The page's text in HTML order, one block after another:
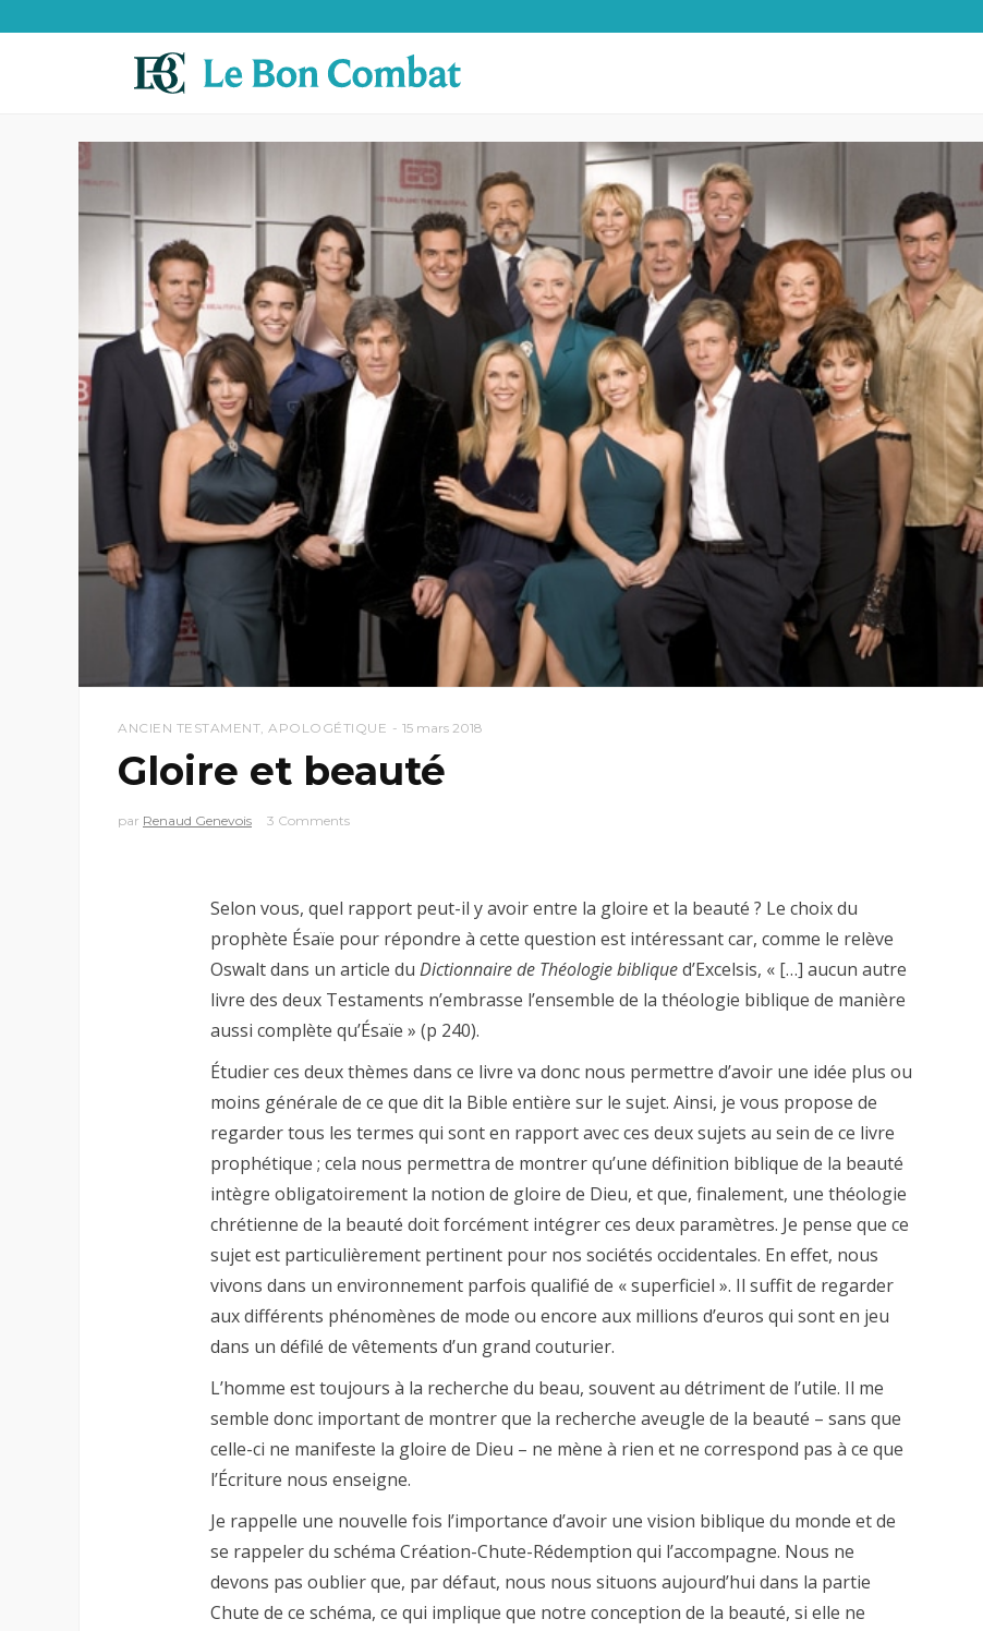
ANCIEN TESTAMENT, APOLOGÉTIQUE 15 mars 2018
Gloire et beauté
par Renaud Genevois 3 Comments
Selon vous, quel rapport peut-il y avoir entre la gloire et la beauté ? Le choix du
prophète Ésaïe pour répondre à cette question est intéressant car, comme le relève
Oswalt dans un article du Dictionnaire de Théologie bibliqued’Excelsis, « […] aucun autre
livre des deux Testaments n’embrasse l’ensemble de la théologie biblique de manière
aussi complète qu’Ésaïe » (p 240).
Étudier ces deux thèmes dans ce livre va donc nous permettre d’avoir une idée plus ou
moins générale de ce que dit la Bible entière sur le sujet. Ainsi, je vous propose de
regarder tous les termes qui sont en rapport avec ces deux sujets au sein de ce livre
prophétique ; cela nous permettra de montrer qu’une définition biblique de la beauté
intègre obligatoirement la notion de gloire de Dieu, et que, finalement, une théologie
chrétienne de la beauté doit forcément intégrer ces deux paramètres. Je pense que ce
sujet est particulièrement pertinent pour nos sociétés occidentales. En effet, nous
vivons dans un environnement parfois qualifié de « superficiel ». Il suffit de regarder
aux différents phénomènes de mode ou encore aux millions d’euros qui sont en jeu
dans un défilé de vêtements d’un grand couturier.
L’homme est toujours à la recherche du beau, souvent au détriment de l’utile. Il me
semble donc important de montrer que la recherche aveugle de la beauté – sans que
celle-ci ne manifeste la gloire de Dieu – ne mène à rien et ne correspond pas à ce que
l’Écriture nous enseigne.
Je rappelle une nouvelle fois l’importance d’avoir une vision biblique du monde et de
se rappeler du schéma Création-Chute-Rédemption qui l’accompagne. Nous ne
devons pas oublier que, par défaut, nous nous situons aujourd’hui dans la partie
Chute de ce schéma, ce qui implique que notre conception de la beauté, si elle ne